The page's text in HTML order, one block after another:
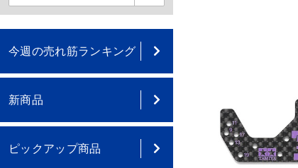
今週の売れ筋ランキング
新商品
ピックアップ商品